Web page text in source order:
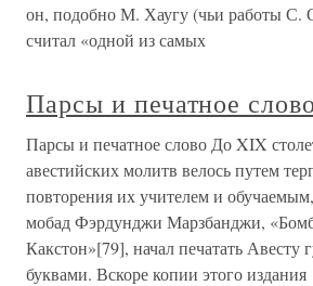
он, подобно М. Хаугу (чьи работы С.
считал «одной из самых
Парсы и печатное слово
Парсы и печатное слово До XIX
авестийских молитв велось путем
повторения их учителем и
мобад Фэрдунджи Марзбанджи,
Какстон»[79], начал печатать Авесту
буквами. Вскоре копии этого издания